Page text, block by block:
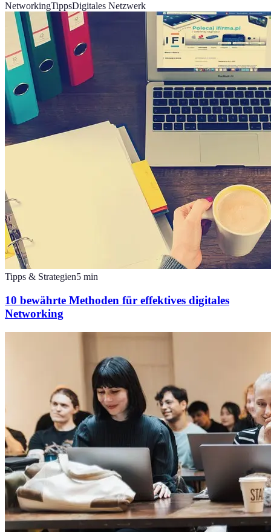
NetworkingTippsDigitales Netzwerk
Tipps & Strategien5 min
10 bewährte Methoden für effektives digitales
Networking